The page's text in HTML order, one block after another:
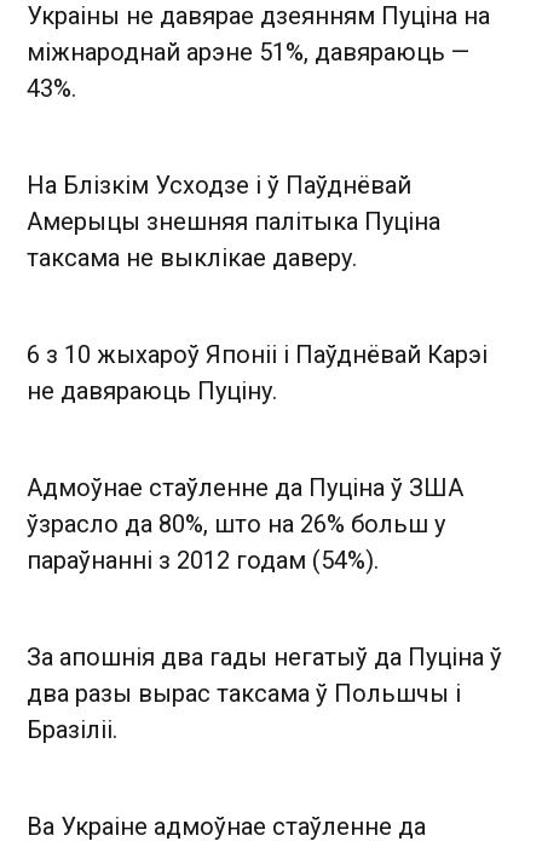
Украіны не давярае дзеянням Пуціна на
міжнароднай арэне 51%, давяраюць —
43%.
На Блізкім Усходзе і ў Паўднёвай
Амерыцы знешняя палітыка Пуціна
таксама не выклікае даверу.
6 з 10 жыхароў Японіі і Паўднёвай Карэі
не давяраюць Пуціну.
Адмоўнае стаўленне да Пуціна ў ЗША
ўзрасло да 80%, што на 26% больш у
параўнанні з 2012 годам (54%).
За апошнія два гады негатыў да Пуціна ў
два разы вырас таксама ў Польшчы і
Бразіліі.
Ва Украіне адмоўнае стаўленне да